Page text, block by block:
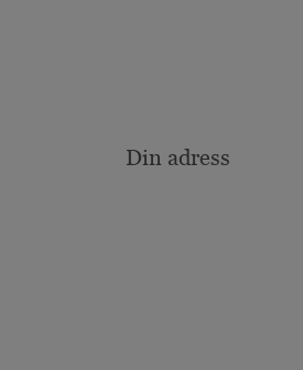
Din adress